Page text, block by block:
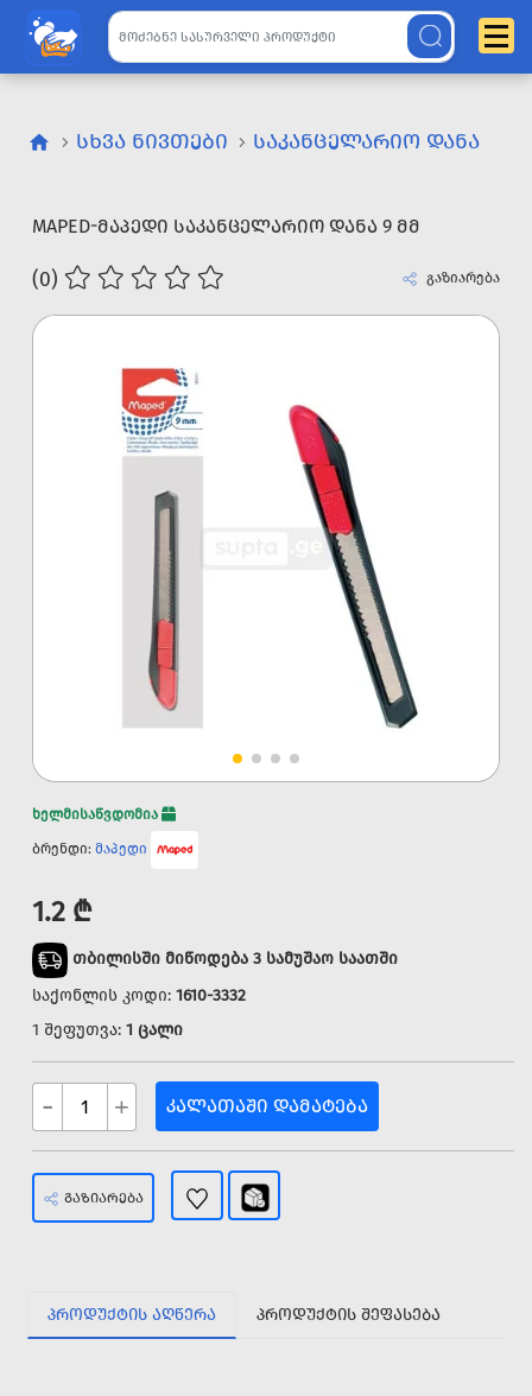
ᲡᲮᲕᲐ ᲜᲘᲕᲗᲔᲑᲘ ᲡᲐᲙᲐᲜᲪᲔᲚᲐᲠᲘᲝ ᲓᲐᲜᲐ
MAPED-ᲛᲐᲞᲔᲓᲘ ᲡᲐᲙᲐᲜᲪᲔᲚᲐᲠᲘᲝ ᲓᲐᲜᲐ 9 ᲛᲛ
(0) გაზიარება
ხელმისაწვდომია
ბრენდი: მაპედი
1.2 ₾
თბილისში მიწოდება 3 სამუშაო საათში
საქონლის კოდი: 1610-3332
1 შეფუთვა: 1 ცალი
- + ᲙᲐᲚᲐᲗᲐᲨᲘ ᲓᲐᲛᲐᲢᲔᲑᲐ
ᲒᲐᲖᲘᲐᲠᲔᲑᲐ
ᲞᲠᲝᲓᲣᲥᲢᲘᲡ ᲐᲦᲬᲔᲠᲐ ᲞᲠᲝᲓᲣᲥᲢᲘᲡ ᲨᲔᲤᲐᲡᲔᲑᲐ